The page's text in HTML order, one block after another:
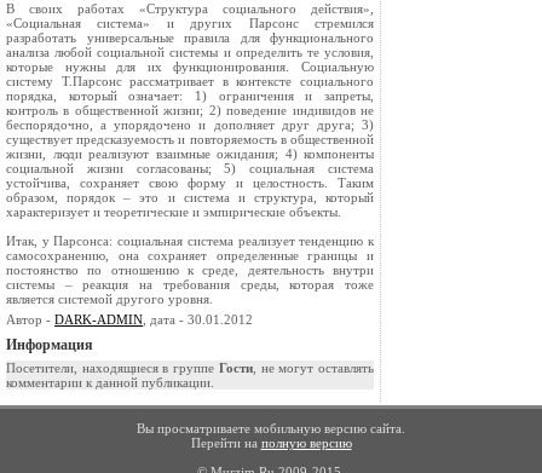
В своих работах «Структура социального действия»,
«Социальная система» и других Парсонс стремился
разработать универсальные правила для функционального
анализа любой социальной системы и определить те условия,
которые нужны для их функционирования. Социальную
систему Т.Парсонс рассматривает в контексте социального
порядка, который означает: 1) ограничения и запреты,
контроль в общественной жизни; 2) поведение индивидов не
беспорядочно, а упорядочено и дополняет друг друга; 3)
существует предсказуемость и повторяемость в общественной
жизни, люди реализуют взаимные ожидания; 4) компоненты
социальной жизни согласованы; 5) социальная система
устойчива, сохраняет свою форму и целостность. Таким
образом, порядок – это и система и структура, который
характеризует и теоретические и эмпирические объекты.
Итак, у Парсонса: социальная система реализует тенденцию к
самосохранению, она сохраняет определенные границы и
постоянство по отношению к среде, деятельность внутри
системы – реакция на требования среды, которая тоже
является системой другого уровня.
Автор - DARK-ADMIN , дата - 30.01.2012
Информация
Посетители, находящиеся в группе Гости, не могут оставлять
комментарии к данной публикации.
Вы просматриваете мобильную версию сайта.
Перейти на полную версию